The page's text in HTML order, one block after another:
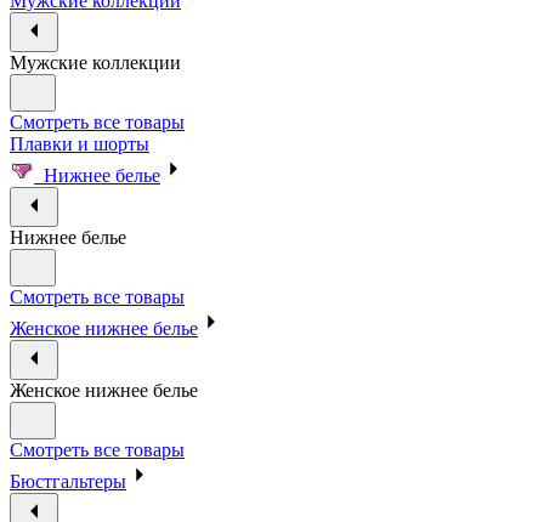
Мужские коллекции
Смотреть все товары
Плавки и шорты
Нижнее белье
Нижнее белье
Смотреть все товары
Женское нижнее белье
Женское нижнее белье
Смотреть все товары
Бюстгальтеры